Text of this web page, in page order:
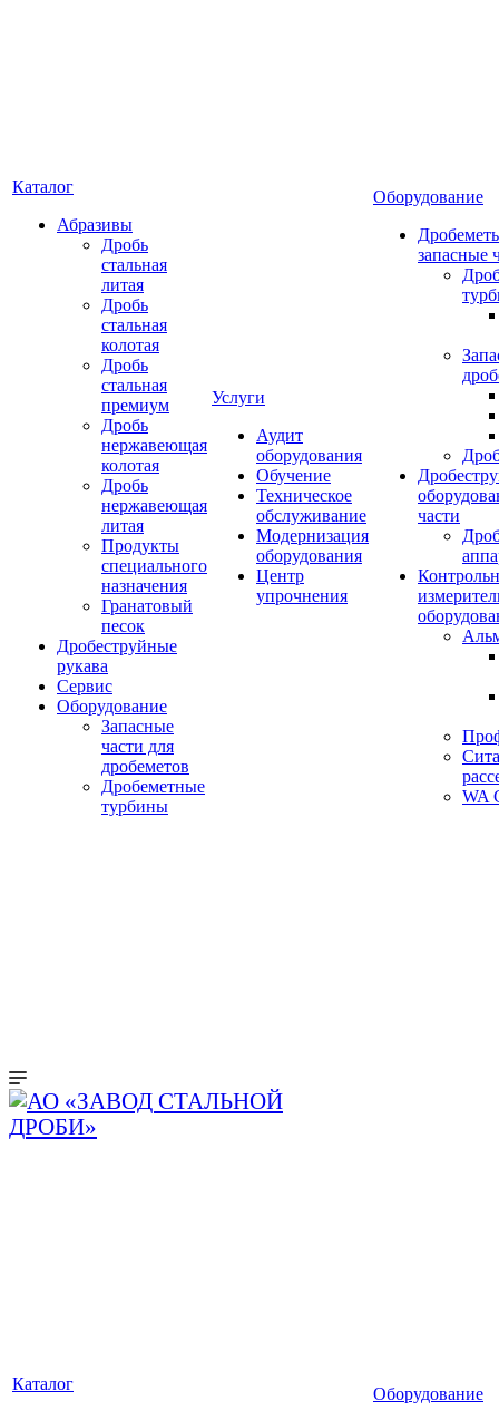
Каталог
Абразивы
Дробь
стальная
литая
Дробь
стальная
колотая
Дробь
стальная
премиум
Дробь
нержавеющая
колотая
Дробь
нержавеющая
литая
Продукты
специального
назначения
Гранатовый
песок
Дробеструйные
рукава
Сервис
Оборудование
Запасные
части для
дробеметов
Дробеметные
турбины
Услуги
Аудит
оборудования
Обучение
Техническое
обслуживание
Модернизация
оборудования
Центр
упрочнения
Оборудование
запасные
части
WA
Каталог
Оборудование